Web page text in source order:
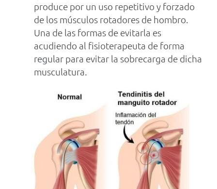
produce por un uso repetitivo y forzado
de los músculos rotadores de hombro.
Una de las formas de evitarla es
acudiendo al fisioterapeuta de forma
regular para evitar la sobrecarga de dicha
musculatura.